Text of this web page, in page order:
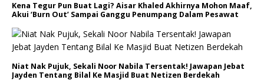
Kena Tegur Pun Buat Lagi? Aisar Khaled Akhirnya Mohon Maaf,
Akui ‘Burn Out’ Sampai Ganggu Penumpang Dalam Pesawat
Niat Nak Pujuk, Sekali Noor Nabila Tersentak! Jawapan Jebat
Jayden Tentang Bilal Ke Masjid Buat Netizen Berdekah